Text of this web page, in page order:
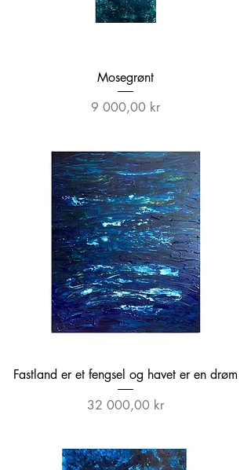
Mosegrønt
Pris
9 000,00 kr
Fastland er et fengsel og havet er en drøm
Pris
32 000,00 kr